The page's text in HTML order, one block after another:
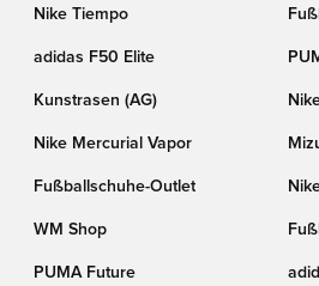
Nike Tiempo
adidas F50 Elite
Kunstrasen (AG)
Nike Mercurial Vapor
Fußballschuhe-Outlet
WM Shop
PUMA Future